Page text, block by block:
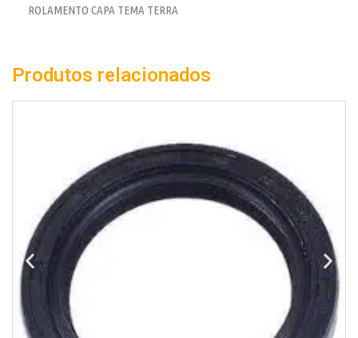
ROLAMENTO CAPA TEMA TERRA
Produtos relacionados